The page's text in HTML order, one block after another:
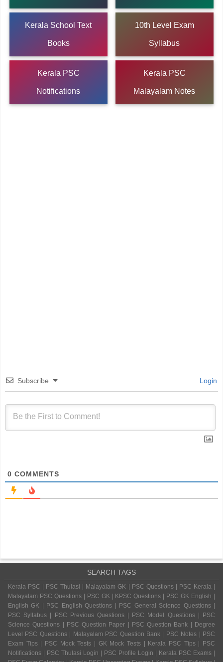
Kerala School Text
Books
10th Level Exam
Syllabus
Kerala PSC
Notifications
Kerala PSC
Malayalam Notes
Subscribe Login
0 COMMENTS
SEARCH TAGS
Kerala PSC | PSC Thulasi | Malayalam GK | PSC Questions | PSC Kerala |
Malayalam PSC Questions | PSC GK | KPSC Questions | PSC GK English |
English GK | PSC English Questions | PSC General Science Questions |
PSC Syllabus | PSC Previous Questions | PSC Model Questions | PSC
Science Questions | PSC Question Paper | PSC Question Bank | Degree
Level PSC Questions | Malayalam PSC Question Bank | PSC Notes | PSC
Exam Tips | PSC Mock Tests | GK Mock Tests | Kerala PSC Tips | PSC
Notifications | PSC Thulasi Login | PSC Profile Login | Kerala PSC Exams |